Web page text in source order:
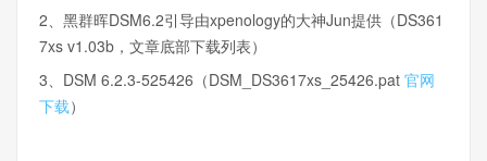
2、黑群晖DSM6.2引导由xpenology的大神Jun提供（DS361
7xs v1.03b，文章底部下载列表）
3、DSM 6.2.3-525426（DSM_DS3617xs_25426.pat 官网
下载）